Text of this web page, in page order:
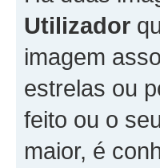
Utilizador
imagem
estrelas ou
feito ou o
maior, é